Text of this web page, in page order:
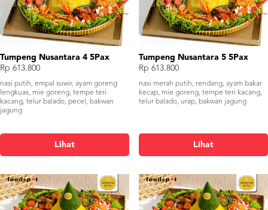
Tumpeng Nusantara 4 5Pax
Rp 613.800
nasi putih, empal suwir, ayam goreng
lengkuas, mie goreng, tempe teri
kacang, telur balado, pecel, bakwan
jagung
Lihat
Tumpeng Nusantara 5 5Pax
Rp 613.800
nasi merah putih, rendang, ayam bakar
kecap, mie goreng, tempe teri kacang,
telur balado, urap, bakwan jagung
Lihat